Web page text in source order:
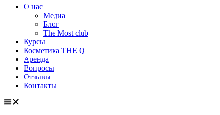
О нас
Медиа
Блог
The Most club
Курсы
Косметика THE Q
Аренда
Вопросы
Отзывы
Контакты